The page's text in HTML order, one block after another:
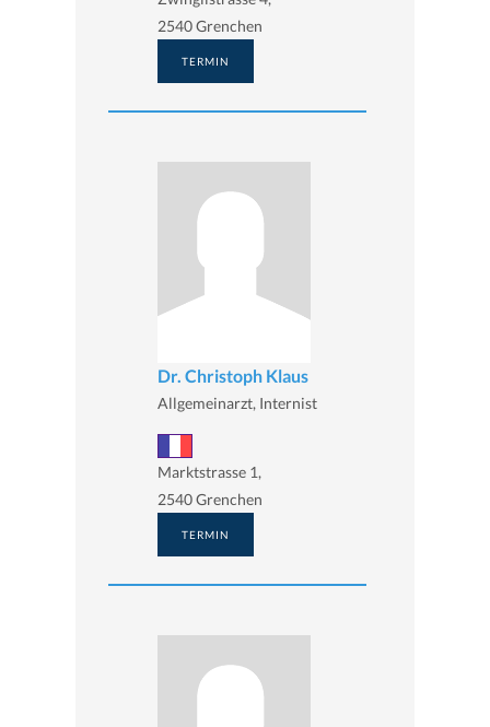
2540 Grenchen
TERMIN
Dr. Christoph Klaus
Allgemeinarzt, Internist
Marktstrasse 1,
2540 Grenchen
TERMIN